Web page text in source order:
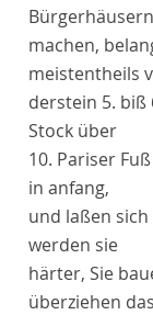
machen,
meistentheils
derstein 5. biß
Stock über
10. Pariser
in anfang,
und laßen
werden sie
härter, Sie
überziehen